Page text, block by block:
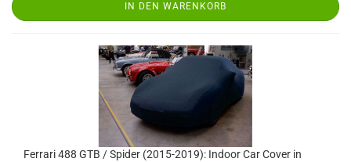
IN DEN WARENKORB
Ferrari 488 GTB / Spider (2015-2019): Indoor Car Cover in